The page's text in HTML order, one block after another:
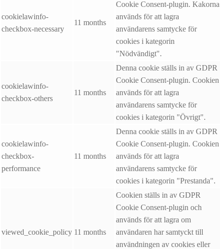
cookielawinfo-
checkbox-necessary
11 months
Cookie Consent-plugin. Kakorna
används för att lagra
användarens samtycke för
cookies i kategorin
"Nödvändigt".
cookielawinfo-
checkbox-others
11 months
Denna cookie ställs in av GDPR
Cookie Consent-plugin. Cookien
används för att lagra
användarens samtycke för
cookies i kategorin "Övrigt".
cookielawinfo-
checkbox-
performance
11 months
Denna cookie ställs in av GDPR
Cookie Consent-plugin. Cookien
används för att lagra
användarens samtycke för
cookies i kategorin "Prestanda".
viewed_cookie_policy 11 months
Cookien ställs in av GDPR
Cookie Consent-plugin och
används för att lagra om
användaren har samtyckt till
användningen av cookies eller